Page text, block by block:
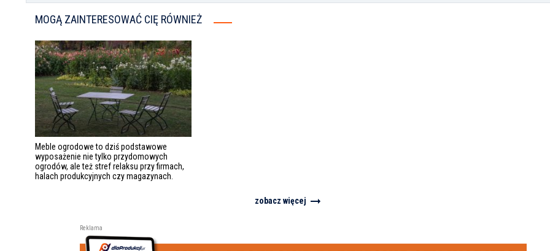
MOGĄ ZAINTERESOWAĆ CIĘ RÓWNIEŻ
Meble ogrodowe to dziś podstawowe
wyposażenie nie tylko przydomowych
ogrodów, ale też stref relaksu przy firmach,
halach produkcyjnych czy magazynach.
zobacz więcej
Reklama